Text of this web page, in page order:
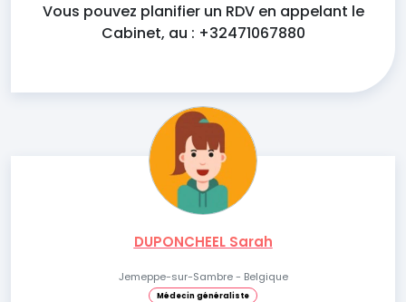
Vous pouvez planifier un RDV en appelant le
Cabinet, au : +32471067880
DUPONCHEEL Sarah
Jemeppe-sur-Sambre - Belgique
Médecin généraliste